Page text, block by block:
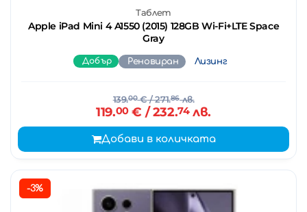
Таблет
Apple iPad Mini 4 A1550 (2015) 128GB Wi-Fi+LTE Space
Gray
Добър Реновиран Лизинг
139.00€/ 271.86лв.
119.00€ / 232.74лв.
Добави в количката
-3%